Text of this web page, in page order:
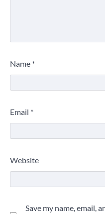
Name *
Email *
Website
Save my name, email,